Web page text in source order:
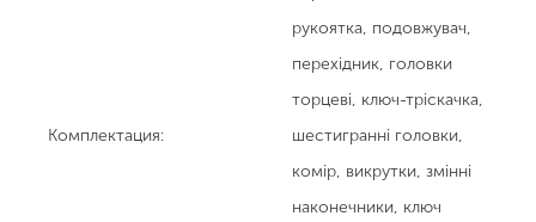
Комплектация:
рукоятка, подовжувач,
перехідник, головки
торцеві, ключ-тріскачка,
шестигранні головки,
комір, викрутки, змінні
наконечники, ключ